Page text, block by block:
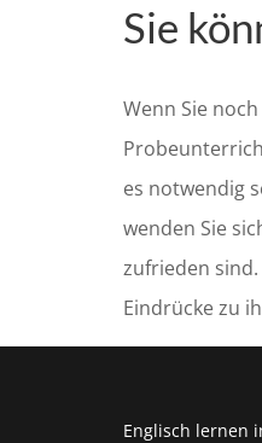
Sie
Wenn Sie
es notwendig
wenden Sie
zufrieden
Eindrücke zu
Englisch lernen